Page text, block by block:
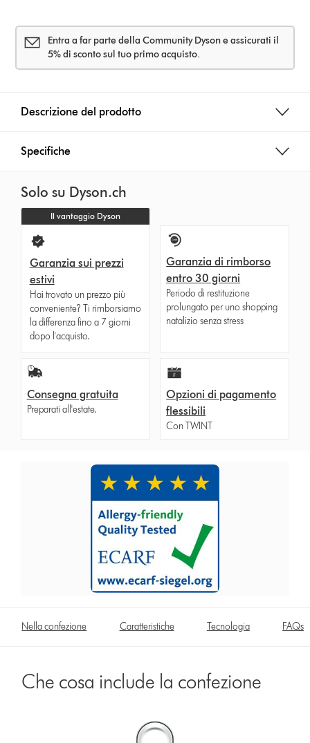
Entra a far parte della Community Dyson e assicurati il
5% di sconto sul tuo primo acquisto.
Descrizione del prodotto
Specifiche
Solo su Dyson.ch
Il vantaggio Dyson
Garanzia sui prezzi
estivi
Hai trovato un prezzo più
conveniente? Ti rimborsiamo
la differenza fino a 7 giorni
dopo l'acquisto.
Garanzia di rimborso
entro 30 giorni
Periodo di restituzione
prolungato per uno shopping
natalizio senza stress
Consegna gratuita
Preparati all'estate.
Opzioni di pagamento
flessibili
Con TWINT
Nella confezione Caratteristiche Tecnologia FAQs
Che cosa include la confezione